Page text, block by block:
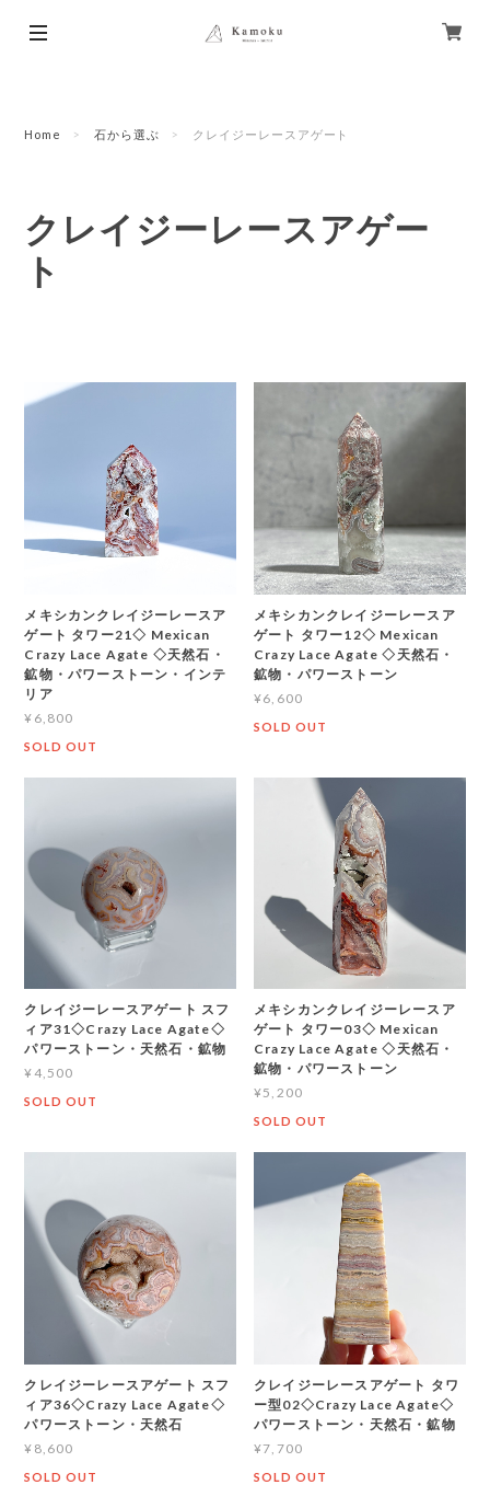
Home 石から選ぶ クレイジーレースアゲート
クレイジーレースアゲー
ト
メキシカンクレイジーレースア
ゲート タワー21◇ Mexican
Crazy Lace Agate ◇天然石・
鉱物・パワーストーン・インテ
リア
¥6,800
SOLD OUT
メキシカンクレイジーレースア
ゲート タワー12◇ Mexican
Crazy Lace Agate ◇天然石・
鉱物・パワーストーン
¥6,600
SOLD OUT
クレイジーレースアゲート スフ
ィア31◇Crazy Lace Agate◇
パワーストーン・天然石・鉱物
¥4,500
SOLD OUT
メキシカンクレイジーレースア
ゲート タワー03◇ Mexican
Crazy Lace Agate ◇天然石・
鉱物・パワーストーン
¥5,200
SOLD OUT
クレイジーレースアゲート スフ
ィア36◇Crazy Lace Agate◇
パワーストーン・天然石
¥8,600
SOLD OUT
クレイジーレースアゲート タワ
ー型02◇Crazy Lace Agate◇
パワーストーン・天然石・鉱物
¥7,700
SOLD OUT